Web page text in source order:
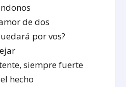
de dos
por vos?
siempre fuerte
hecho